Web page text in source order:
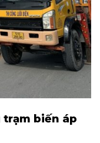
trạm biến áp